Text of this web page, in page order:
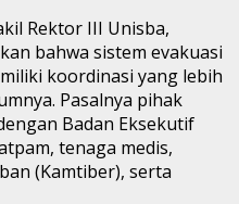
Rektor III Unisba,
bahwa sistem evakuasi
koordinasi yang lebih
Pasalnya pihak
Badan Eksekutif
tenaga medis,
(Kamtiber), serta